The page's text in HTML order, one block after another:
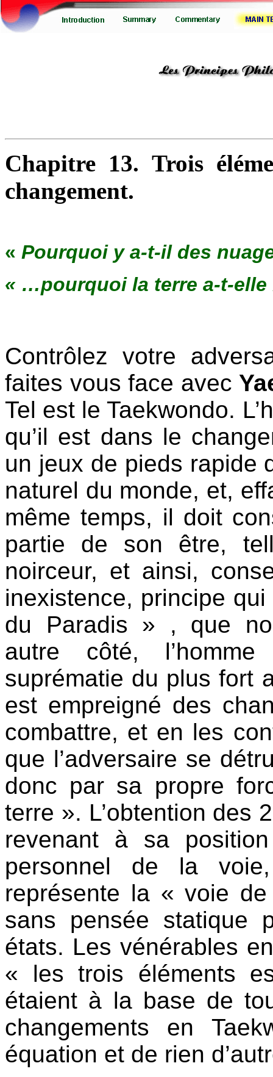
Chapitre 13. Trois
changement.
« Pourquoi y a-t-il des
« …pourquoi la terre a-t-elle
Contrôlez votre
faites vous face avec
Tel est le Taekwondo.
qu’il est dans le
un jeux de pieds rapide
naturel du monde, et,
même temps, il doit
partie de son être,
noirceur, et ainsi,
inexistence, principe
du Paradis » , que
autre côté,
suprématie du plus fort
est empreigné des
combattre, et en les
que l’adversaire se
donc par sa propre
terre ». L’obtention des
revenant à sa
personnel de la
représente la « voie de
sans pensée statique
états. Les vénérables
« les trois éléments
étaient à la base de
changements en
équation et de rien